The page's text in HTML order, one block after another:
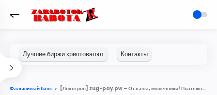
Фальшивый банк [Лохотрон] zug-pay.pw – Отзывы, мошенники! Платежная система ZUG Bank